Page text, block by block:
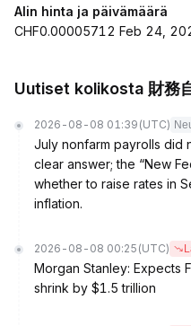
Alin hinta ja päivämäärä
CHF0.00005712 Feb 24,
Uutiset kolikosta 財務
2026-08-08 01:39 (UTC)
July nonfarm payrolls did
clear answer; the “New
whether to raise rates in
inflation.
2026-08-08 00:25 (UTC)
Morgan Stanley: Expects
shrink by $1.5 trillion